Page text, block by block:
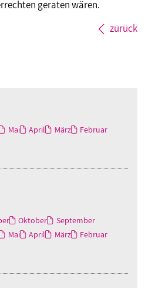
geraten wären.
zurück
Mai April März
Februar
Oktober
September
Mai April März
Februar